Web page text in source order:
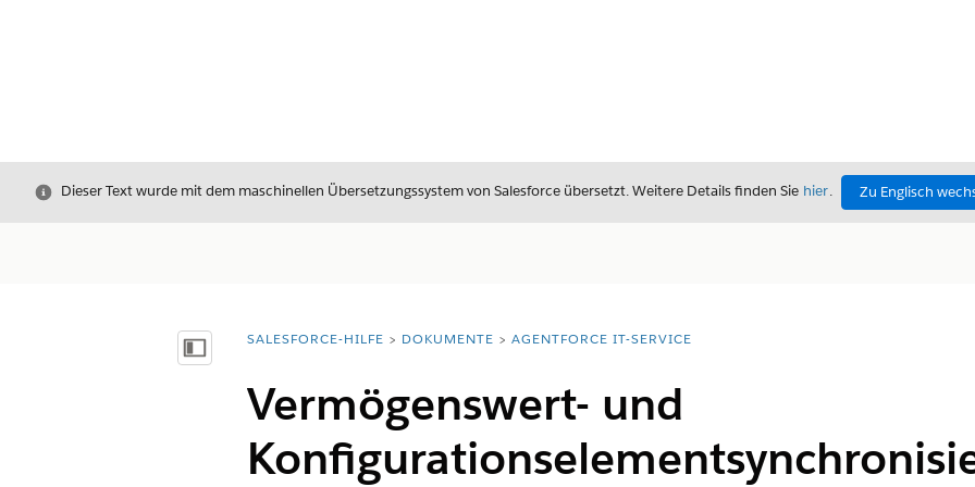
Schließen
Dieser Text wurde mit dem maschinellen Übersetzungssystem von Salesforce übersetzt. Weitere Details finden Sie hier. Zu Englisch
Inhalt anzeigenSie befinden sich hier:
SALESFORCE-HILFE DOKUMENTE AGENTFORCE IT-SERVICE
Vermögenswert- und